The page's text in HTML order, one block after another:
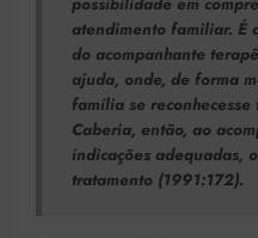
atendimento familiar. É
do acompanhante
ajuda, onde, de forma
família se
Caberia, então, ao
indicações adequadas,
tratamento (1991:172).